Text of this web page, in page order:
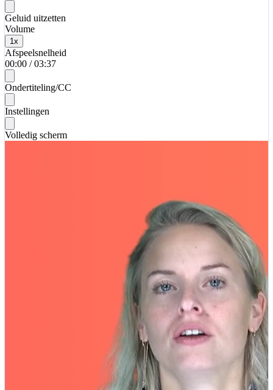
Geluid uitzetten
Volume
1 x
Afspeelsnelheid
00:00 / 03:37
Ondertiteling/CC
Instellingen
Volledig scherm